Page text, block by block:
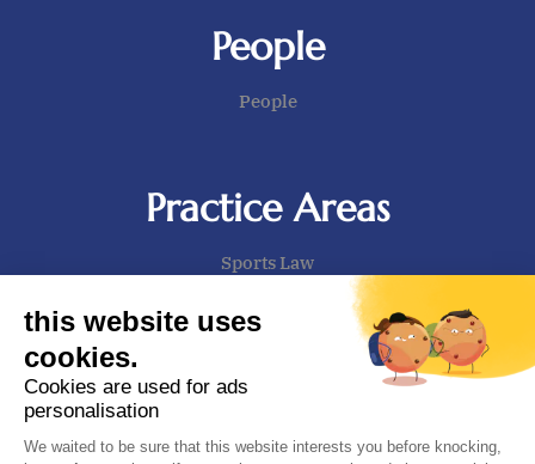
People
People
Practice Areas
Sports Law
Contact
this website uses
cookies.
Cookies are used for ads
personalisation
We waited to be sure that this website interests you before knocking,